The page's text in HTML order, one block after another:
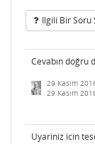
Ilgili Bir Soru
Cevabın doğru
29 Kasım
29 Kasım
Uyariniz icin